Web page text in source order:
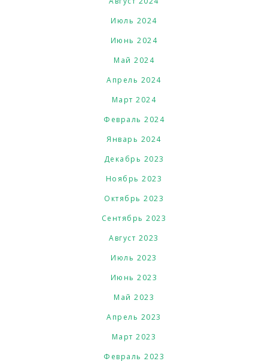
Июль 2024
Июнь 2024
Май 2024
Апрель 2024
Март 2024
Февраль 2024
Январь 2024
Декабрь 2023
Ноябрь 2023
Октябрь 2023
Сентябрь 2023
Август 2023
Июль 2023
Июнь 2023
Май 2023
Апрель 2023
Март 2023
Февраль 2023